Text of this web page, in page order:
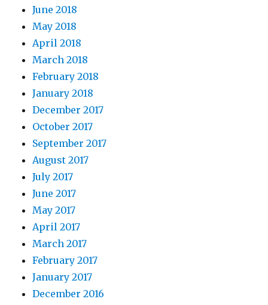
June 2018
May 2018
April 2018
March 2018
February 2018
January 2018
December 2017
October 2017
September 2017
August 2017
July 2017
June 2017
May 2017
April 2017
March 2017
February 2017
January 2017
December 2016